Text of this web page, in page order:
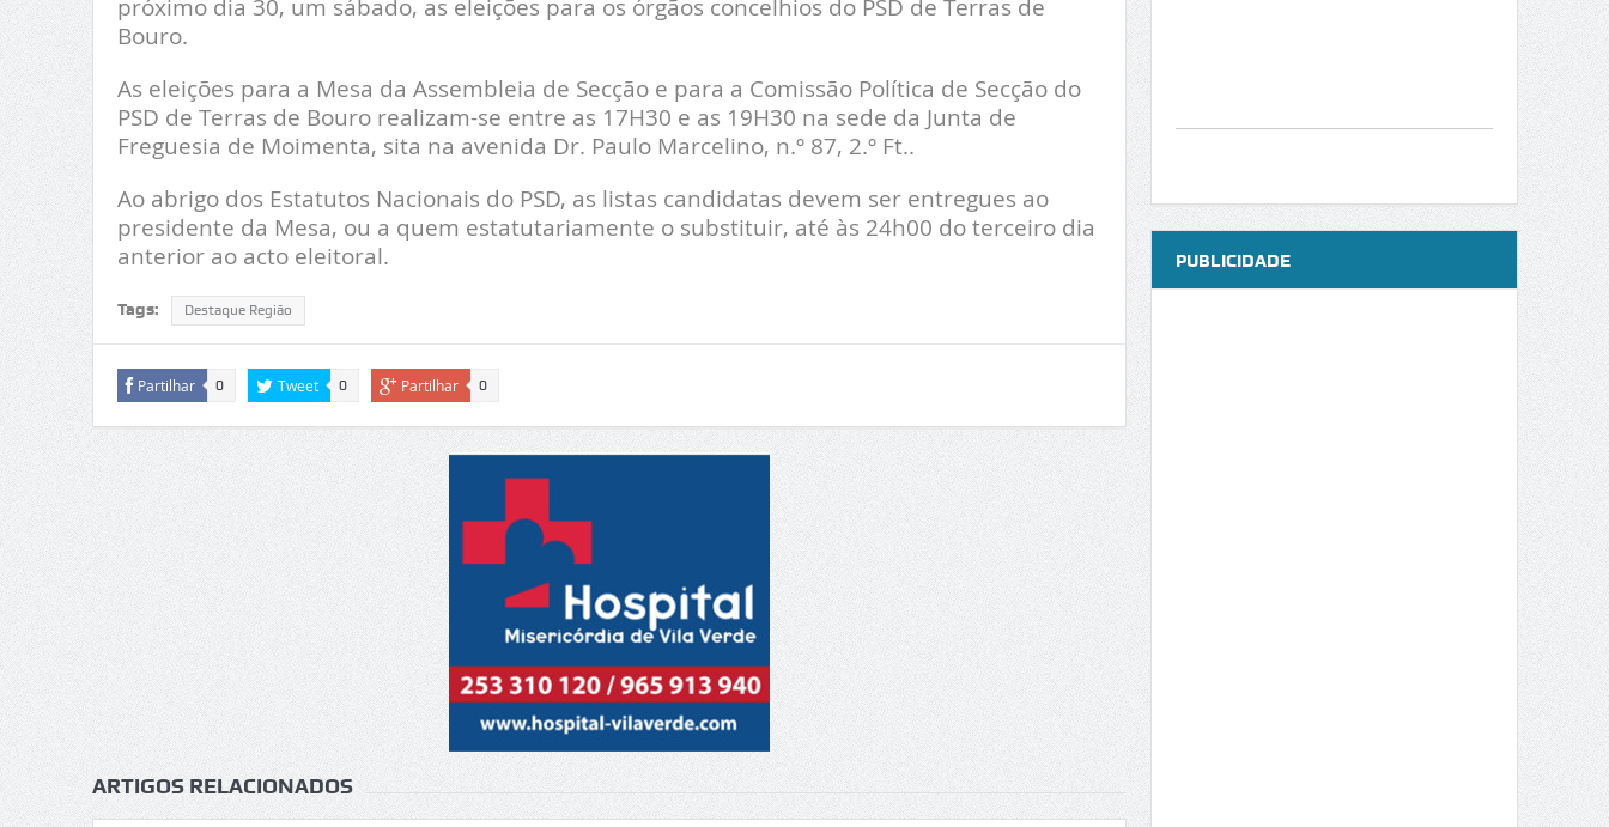
próximo dia 30, um sábado, as eleições para os órgãos concelhios do PSD de Terras de
Bouro.
As eleições para a Mesa da Assembleia de Secção e para a Comissão Política de Secção do
PSD de Terras de Bouro realizam-se entre as 17H30 e as 19H30 na sede da Junta de
Freguesia de Moimenta, sita na avenida Dr. Paulo Marcelino, n.º 87, 2.º Ft..
Ao abrigo dos Estatutos Nacionais do PSD, as listas candidatas devem ser entregues ao
presidente da Mesa, ou a quem estatutariamente o substituir, até às 24h00 do terceiro dia
anterior ao acto eleitoral.
Tags: Destaque Região
Partilhar 0 Tweet 0 Partilhar 0
ARTIGOS RELACIONADOS
PUBLICIDADE